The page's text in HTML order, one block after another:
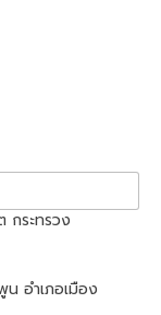
ระทรวง
อำเภอเมือง